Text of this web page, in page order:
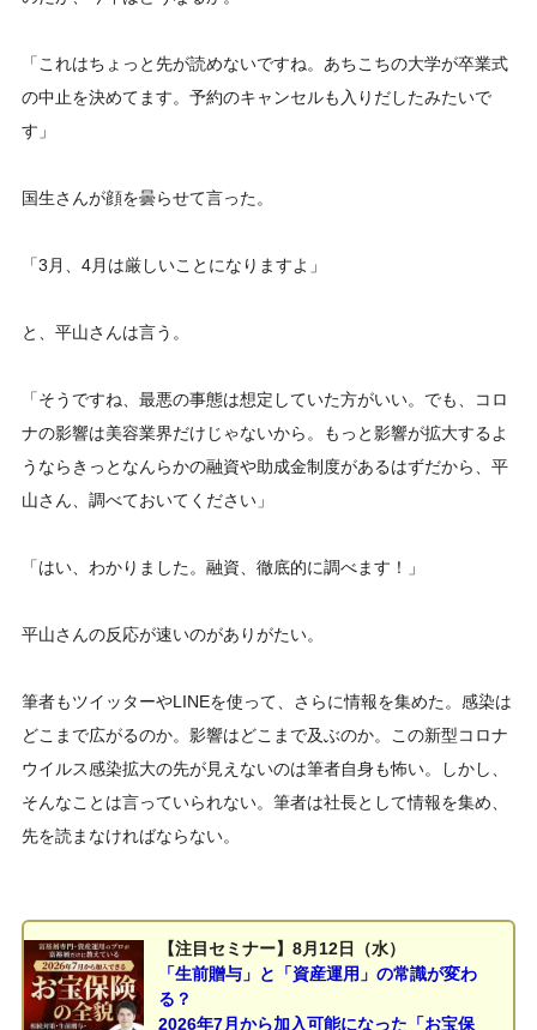
「これはちょっと先が読めないですね。あちこちの大学が卒業式
の中止を決めてます。予約のキャンセルも入りだしたみたいで
す」
国生さんが顔を曇らせて言った。
「3月、4月は厳しいことになりますよ」
と、平山さんは言う。
「そうですね、最悪の事態は想定していた方がいい。でも、コロ
ナの影響は美容業界だけじゃないから。もっと影響が拡大するよ
うならきっとなんらかの融資や助成金制度があるはずだから、平
山さん、調べておいてください」
「はい、わかりました。融資、徹底的に調べます！」
平山さんの反応が速いのがありがたい。
筆者もツイッターやLINEを使って、さらに情報を集めた。感染は
どこまで広がるのか。影響はどこまで及ぶのか。この新型コロナ
ウイルス感染拡大の先が見えないのは筆者自身も怖い。しかし、
そんなことは言っていられない。筆者は社長として情報を集め、
先を読まなければならない。
【注目セミナー】8月12日（水）
「生前贈与」と「資産運用」の常識が変わ
る？
2026年7月から加入可能になった「お宝保